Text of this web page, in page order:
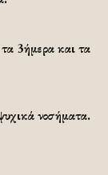
3ήμερα και τα
νοσήματα.